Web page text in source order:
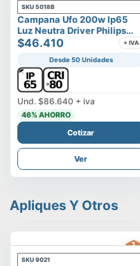
SKU 5018B
Campana Ufo 200w Ip65
Luz Neutra Driver Philips
Modelo Eltanin
$46.410 + IVA
Desde 50 Unidades
Und. $86.640 + iva
46% AHORRO
Cotizar
Ver
Apliques Y Otros
SKU 9021